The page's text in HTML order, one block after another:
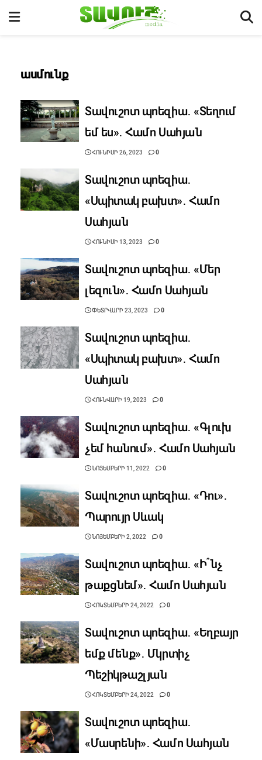
ասմունք
Տավուշոտ պոեզիա․ «Տեղում
եմ ես»․ Համո Սահյան
ՀՈՒՆԻՍԻ 26, 2023 0
Տավուշոտ պոեզիա․
«Սպիտակ բախտ»․ Համո
Սահյան
ՀՈՒՆԻՍԻ 13, 2023 0
Տավուշոտ պոեզիա․ «Մեր
լեզուն»․ Համո Սահյան
ՓԵՏՐՎԱՐԻ 23, 2023 0
Տավուշոտ պոեզիա․
«Սպիտակ բախտ»․ Համո
Սահյան
ՀՈՒՆՎԱՐԻ 19, 2023 0
Տավուշոտ պոեզիա․ «Գլուխ
չեմ հանում»․ Համո Սահյան
ՆՈՅԵՄԲԵՐԻ 11, 2022 0
Տավուշոտ պոեզիա․ «Դու»․
Պարույր Սևակ
ՆՈՅԵՄԲԵՐԻ 2, 2022 0
Տավուշոտ պոեզիա․ «Ի՞նչ
թաքցնեմ»․ Համո Սահյան
ՀՈԿՏԵՄԲԵՐԻ 24, 2022 0
Տավուշոտ պոեզիա․ «Եղբայր
եմք մենք»․ Մկրտիչ
Պեշիկթաշլյան
ՀՈԿՏԵՄԲԵՐԻ 24, 2022 0
Տավուշոտ պոեզիա․
«Մասրենի»․ Համո Սահյան